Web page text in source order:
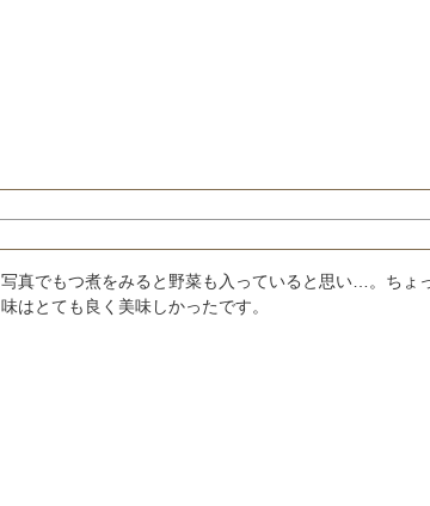
写真でもつ煮をみると野菜も入っていると思い…。ちょ
味はとても良く美味しかったです。